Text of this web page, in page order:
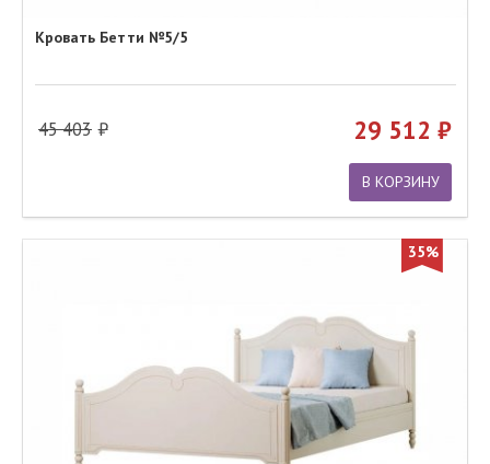
Кровать Бетти №5/5
45 403 29 512
В КОРЗИНУ
35%